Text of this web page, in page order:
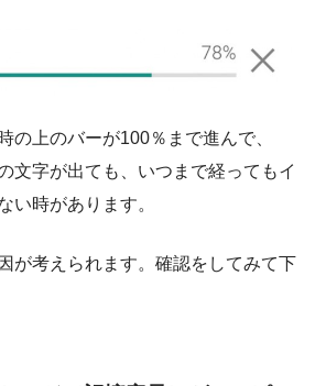
の上のバーが100％まで進んで、
文字が出ても、 いつまで経ってもイ
い時があります。
が考えられます。確認をしてみて下